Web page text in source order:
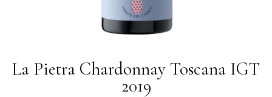
La Pietra Chardonnay Toscana IGT
2019